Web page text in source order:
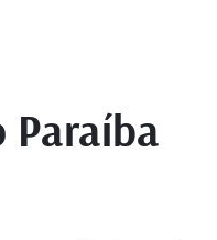
Paraíba